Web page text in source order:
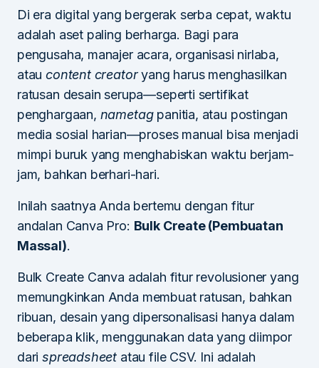
Di era digital yang bergerak serba cepat, waktu
adalah aset paling berharga. Bagi para
pengusaha, manajer acara, organisasi nirlaba,
ataucontent creatoryang harus menghasilkan
ratusan desain serupa—seperti sertifikat
penghargaan, nametagpanitia, atau postingan
media sosial harian—proses manual bisa menjadi
mimpi buruk yang menghabiskan waktu berjam-
jam, bahkan berhari-hari.
Inilah saatnya Anda bertemu dengan fitur
andalan Canva Pro: Bulk Create (Pembuatan
Massal).
Bulk Create Canva adalah fitur revolusioner yang
memungkinkan Anda membuat ratusan, bahkan
ribuan, desain yang dipersonalisasi hanya dalam
beberapa klik, menggunakan data yang diimpor
darispreadsheet atau file CSV. Ini adalah